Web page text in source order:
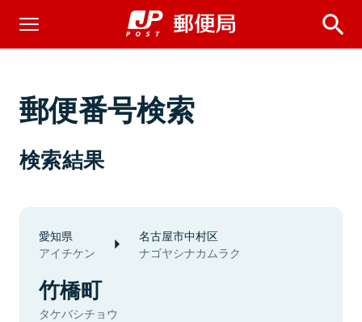
郵便番号検索
検索結果
愛知県
アイチケン
名古屋市中村区
ナゴヤシナカムラク
竹橋町
タケバシチョウ